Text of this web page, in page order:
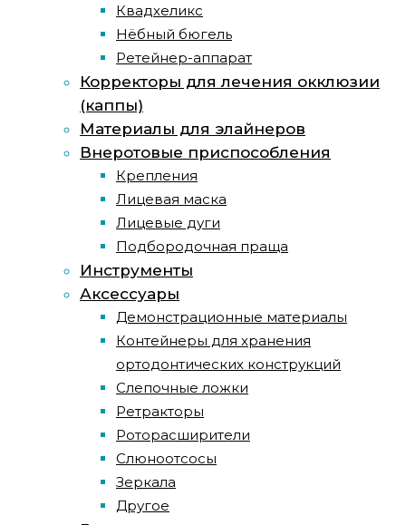
Квадхеликс
Нёбный бюгель
Ретейнер-аппарат
Корректоры для лечения окклюзии
(каппы)
Материалы для элайнеров
Внеротовые приспособления
Крепления
Лицевая маска
Лицевые дуги
Подбородочная праща
Инструменты
Аксессуары
Демонстрационные материалы
Контейнеры для хранения
ортодонтических конструкций
Слепочные ложки
Ретракторы
Роторасширители
Слюноотсосы
Зеркала
Другое